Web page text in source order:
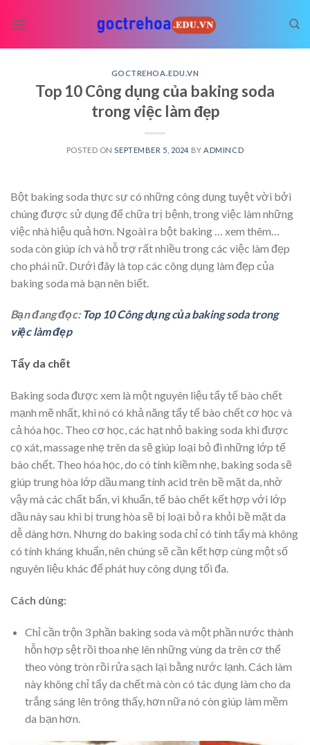
GOCTREHOA.EDU.VN
Top 10 Công dụng của baking soda
trong việc làm đẹp
POSTED ON SEPTEMBER 5, 2024 BY ADMINCD
Bột baking soda thực sự có những công dụng tuyệt vời bởi
chúng được sử dụng để chữa trị bệnh, trong việc làm những
việc nhà hiệu quả hơn. Ngoài ra bột baking
… xem thêm…
soda còn giúp ích và hỗ trợ rất nhiều trong các việc làm đẹp
cho phái nữ. Dưới đây là top các công dụng làm đẹp của
baking soda mà bạn nên biết.
Bạn đang đọc: Top 10 Công dụng của baking soda trong
việc làm đẹp
Tẩy da chết
Baking soda được xem là một nguyên liệu tẩy tế bào chết
mạnh mẽ nhất, khi nó có khả năng tẩy tế bào chết cơ học và
cả hóa học. Theo cơ học, các hạt nhỏ baking soda khi được
cọ xát, massage nhẹ trên da sẽ giúp loại bỏ đi những lớp tế
bào chết. Theo hóa học, do có tính kiềm nhẹ, baking soda sẽ
giúp trung hòa lớp dầu mang tính acid trên bề mặt da, nhờ
vậy mà các chất bẩn, vi khuẩn, tế bào chết kết hợp với lớp
dầu này sau khi bị trung hòa sẽ bị loại bỏ ra khỏi bề mặt da
dễ dàng hơn. Nhưng do baking soda chỉ có tính tẩy mà không
có tính kháng khuẩn, nên chúng sẽ cần kết hợp cùng một số
nguyên liệu khác để phát huy công dụng tối đa.
Cách dùng:
Chỉ cần trộn 3 phần baking soda và một phần nước thành
hỗn hợp sệt rồi thoa nhẹ lên những vùng da trên cơ thể
theo vòng tròn rồi rửa sạch lại bằng nước lạnh. Cách làm
này không chỉ tẩy da chết mà còn có tác dụng làm cho da
trắng sáng lên trông thấy, hơn nữa nó còn giúp làm mềm
da bạn hơn.